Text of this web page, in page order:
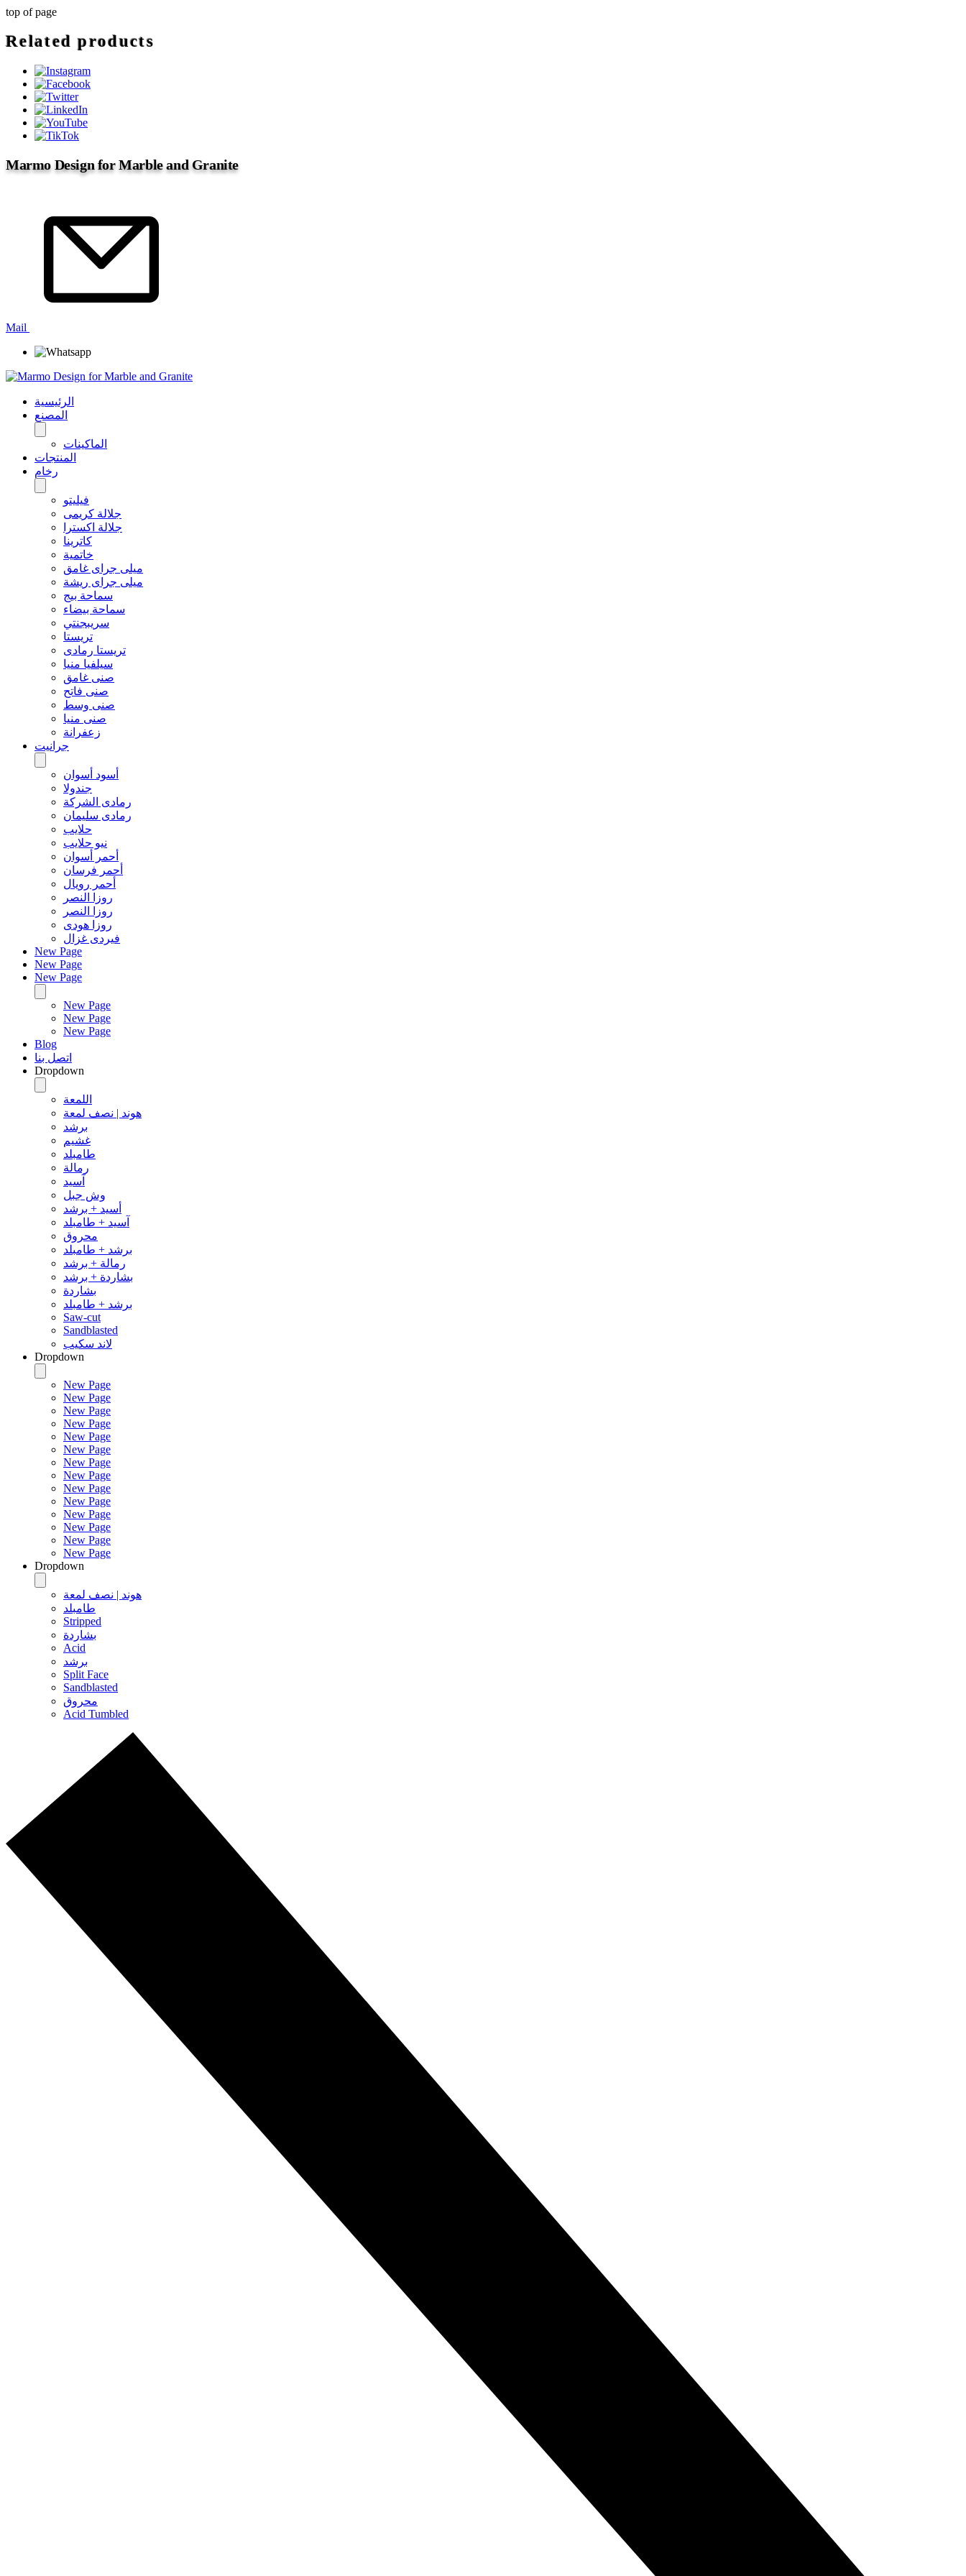
top of page
Related products
Marmo Design for Marble and Granite
Mail
الرئيسية
المصنع
الماكينات
المنتجات
رخام
فيليتو
جلالة كريمى
جلالة اكسترا
كاترينا
خاتمية
ميلى جراى غامق
ميلى جراى ريشة
سماحة بيج
سماحة بيضاء
سريبجنتي
تريستا
تريستا رمادى
سيلفيا منيا
صنى غامق
صنى فاتح
صنى وسط
صنى منيا
زعفرانة
جرانيت
أسود أسوان
جندولا
رمادى الشركة
رمادى سليمان
حلايب
نيو حلايب
أحمر أسوان
أحمر فرسان
أحمر رويال
روزا النصر
روزا النصر
روزا هودى
فيردى غزال
New Page
New Page
New Page
New Page
New Page
New Page
Blog
اتصل بنا
Dropdown
اللمعة
هوند | نصف لمعة
برشد
غشيم
طامبلد
رمالة
آسيد
وش جبل
أسيد + برشد
آسيد + طامبلد
محروق
برشد + طامبلد
رمالة + برشد
بشاردة + برشد
بشاردة
برشد + طامبلد
Saw-cut
Sandblasted
لاند سكيب
Dropdown
New Page
New Page
New Page
New Page
New Page
New Page
New Page
New Page
New Page
New Page
New Page
New Page
New Page
New Page
Dropdown
هوند | نصف لمعة
طامبلد
Stripped
بشاردة
Acid
برشد
Split Face
Sandblasted
محروق
Acid Tumbled